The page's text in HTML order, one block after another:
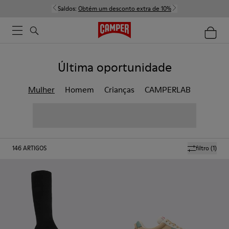
Saldos: Obtém um desconto extra de 10%
Última oportunidade
Mulher Homem Crianças CAMPERLAB
filtro(1)
146ARTIGOS